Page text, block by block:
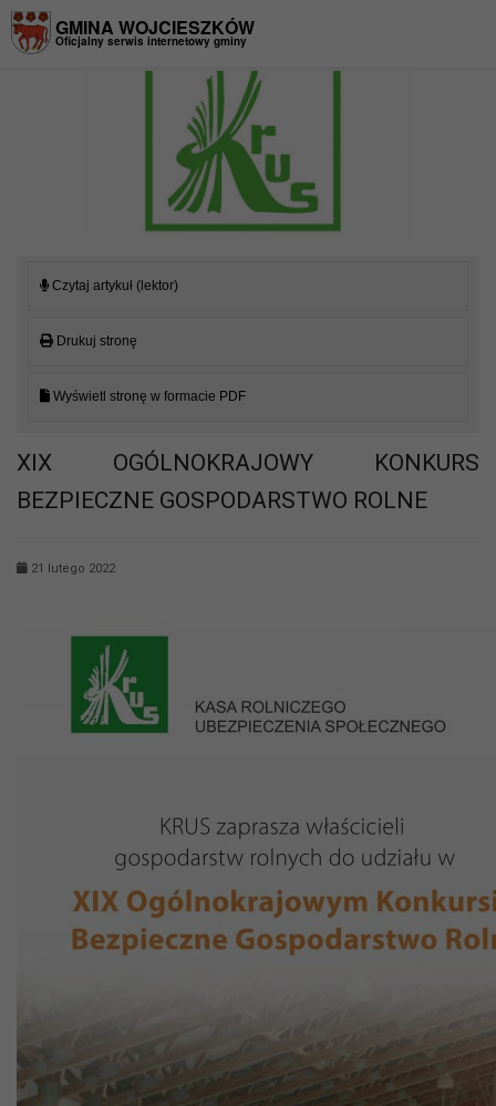
GMINA WOJCIESZKÓW
Oficjalny serwis internetowy gminy
Czytaj artykuł (lektor)
Drukuj stronę
Wyświetl stronę w formacie PDF
XIX OGÓLNOKRAJOWY KONKURS
BEZPIECZNE GOSPODARSTWO ROLNE
21 lutego 2022